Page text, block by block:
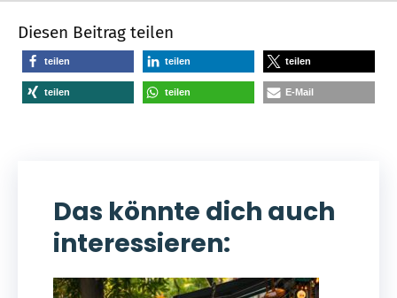
Diesen Beitrag teilen
teilen teilen teilen
teilen teilen E-Mail
Das könnte dich auch
interessieren: